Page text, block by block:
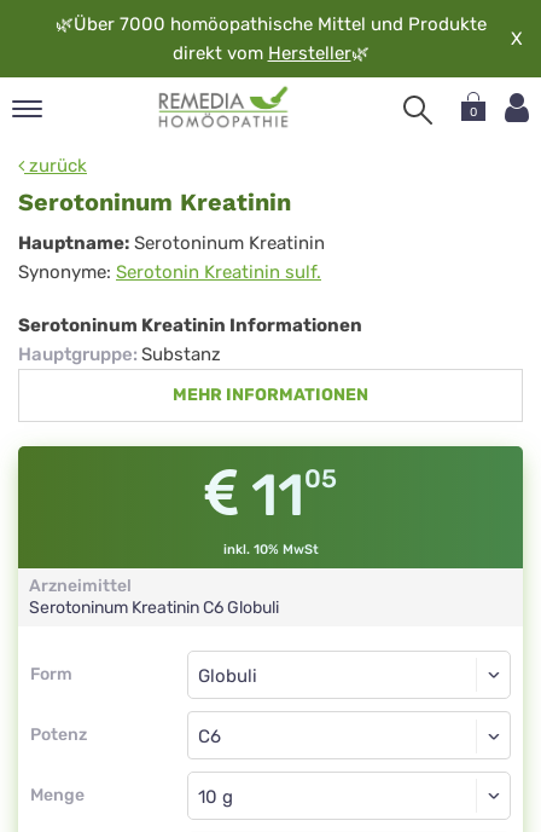
🌿Über 7000 homöopathische Mittel und Produkte
direkt vom Hersteller🌿
X
0
zurück
Serotoninum Kreatinin
Serotoninum
Kreatinin
Hauptname: Serotoninum Kreatinin
Synonyme: Serotonin Kreatinin sulf.
Serotoninum Kreatinin Informationen
Hauptgruppe: Substanz
MEHR INFORMATIONEN
1105
inkl. 10% MwSt
Arzneimittel
Serotoninum KreatininC6Globuli
Form
Form
Potenz
Globuli
C6
Menge
Globuli